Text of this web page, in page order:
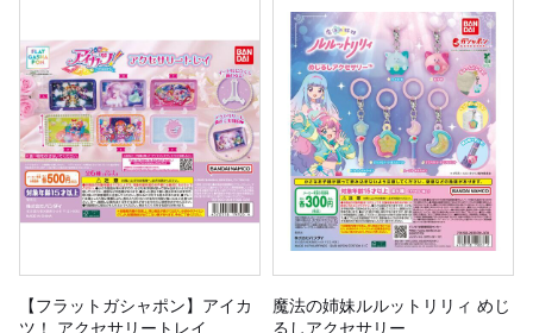
【フラットガシャポン】アイカ
ツ！ アクセサリートレイ
魔法の姉妹ルルットリリィ めじ
るしアクセサリー